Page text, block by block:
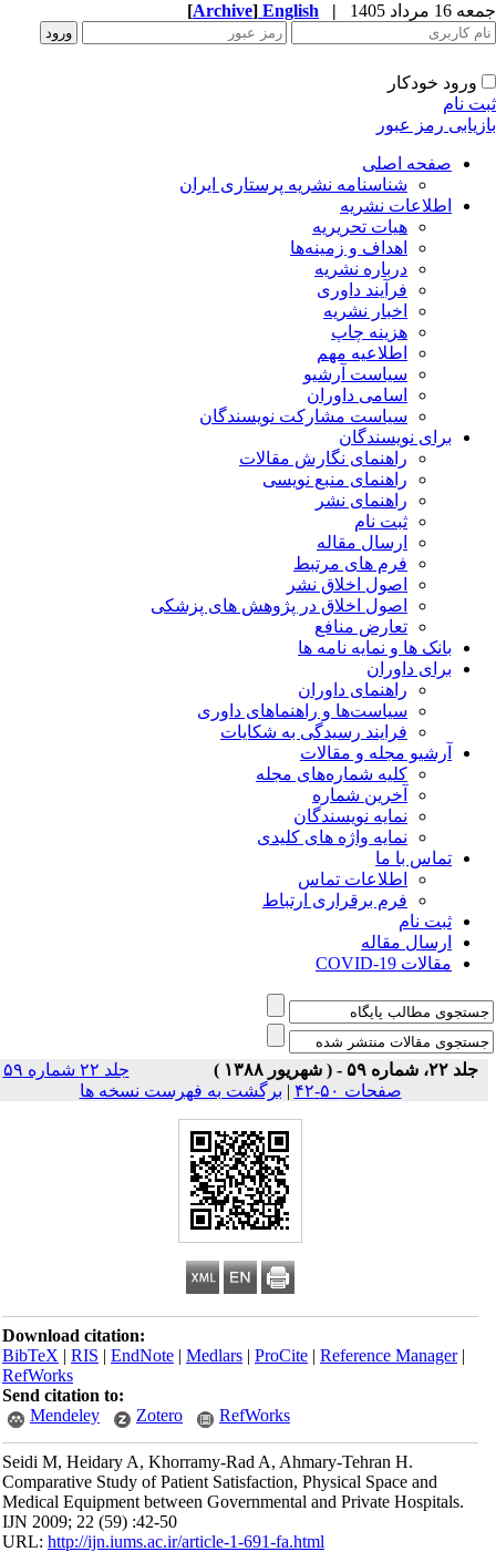
مرداد 1405 |
English
[Archive]
ورود خودکار
نام
رمز عبور
صفحه اصلی
شناسنامه نشریه پرستاری ایران
اطلاعات نشریه
هیات تحریریه
اهداف و زمینه‌ها
درباره نشریه
فرآیند داوری
اخبار نشریه
هزینه چاپ
اطلاعیه مهم
سیاست آرشیو
اسامی داوران
سیاست مشارکت نویسندگان
برای نویسندگان
راهنمای نگارش مقالات
راهنمای منبع نویسی
راهنمای نشر
ثبت نام
ارسال مقاله
فرم های مرتبط
اصول اخلاق نشر
اصول اخلاق در پژوهش های پزشکی
تعارض منافع
بانک ها و نمایه نامه ها
برای داوران
راهنمای داوران
سیاست‌ها و راهنماهای داوری
فرایند رسیدگی به شکایات
آرشیو مجله و مقالات
کلیه شماره‌های مجله
آخرین شماره
نمایه نویسندگان
نمایه واژه های کلیدی
تماس با ما
اطلاعات تماس
فرم برقراری ارتباط
ثبت نام
ارسال مقاله
مقالات COVID-19
جلد ۲۲، شماره ۵۹ - ( شهريور ۱۳۸۸ )
جلد ۲۲ شماره ۵۹
صفحات ۵۰-۴۲
|برگشت به فهرست نسخه ها
Download citation:
BibTeX|RIS|EndNote|Medlars|ProCite|Reference Manager
RefWorks
Send citation to:
Mendeley
Zotero RefWorks
Seidi M, Heidary A, Khorramy-Rad A, Ahmary-Tehran H.
Comparative Study of Patient Satisfaction, Physical Space and
Medical Equipment between Governmental and Private Hospitals.
IJN 2009; 22 (59) :42-50
URL:http://ijn.iums.ac.ir/article-1-691-fa.html